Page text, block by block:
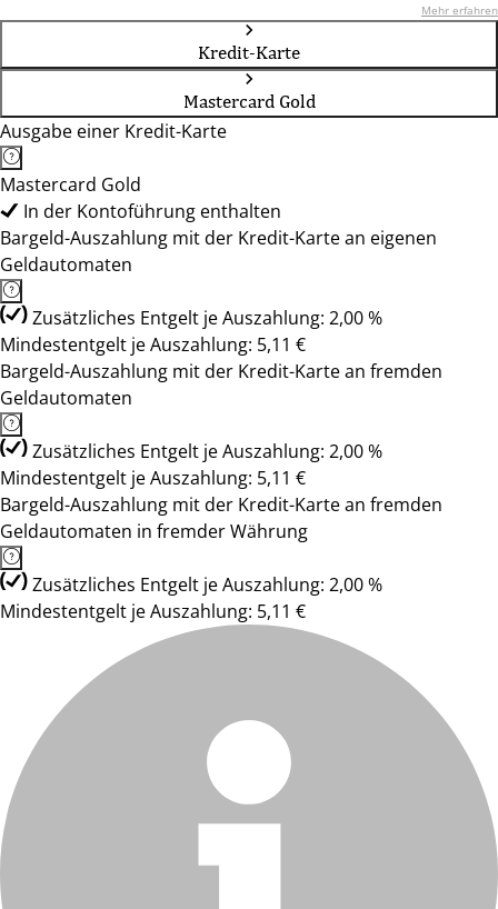
Mehr erfahren
Kredit-Karte
Mastercard Gold
Ausgabe einer Kredit-Karte
Mastercard Gold
In der Kontoführung enthalten
Bargeld-Auszahlung mit der Kredit-Karte an eigenen
Geldautomaten
Zusätzliches Entgelt je Auszahlung: 2,00 %
Mindestentgelt je Auszahlung: 5,11 €
Bargeld-Auszahlung mit der Kredit-Karte an fremden
Geldautomaten
Zusätzliches Entgelt je Auszahlung: 2,00 %
Mindestentgelt je Auszahlung: 5,11 €
Bargeld-Auszahlung mit der Kredit-Karte an fremden
Geldautomaten in fremder Währung
Zusätzliches Entgelt je Auszahlung: 2,00 %
Mindestentgelt je Auszahlung: 5,11 €